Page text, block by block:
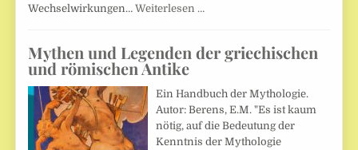
Wechselwirkungen…Weiterlesen …
Mythen und Legenden der griechischen
und römischen Antike
Ein Handbuch der Mythologie.
Autor: Berens, E.M. "Es ist kaum
nötig, auf die Bedeutung der
Kenntnis der Mythologie